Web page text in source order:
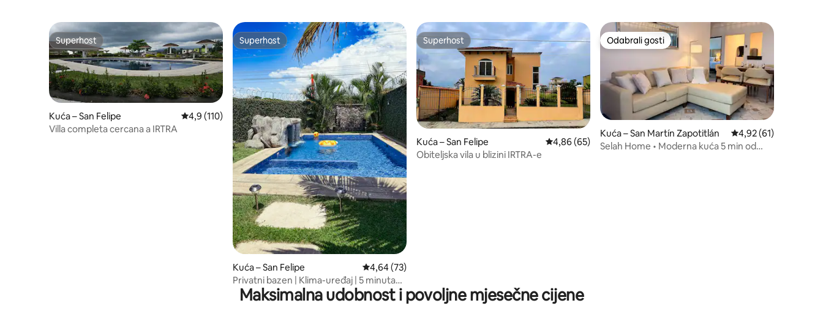
Superhost
Superhost
Kuća – San Felipe Prosječna ocjena: 4,9/5, recenzija: 110
4,9 (110)
Villa completa cercana a IRTRA
Superhost
Superhost
Kuća – San Felipe Prosječna ocjena: 4,64/5, recenzija: 73
4,64 (73)
Privatni bazen | Klima-uređaj | 5 minuta
IRTRA | Sigurno
Superhost
Superhost
Kuća – San Felipe Prosječna ocjena: 4,86/5, recenzija: 65
4,86 (65)
Obiteljska vila u blizini IRTRA-e
Odabrali gosti
Odabrali gosti
Kuća – San Martín Zapotitlán Prosječna ocjena:
4,92 (61)
Selah Home • Moderna kuća 5 min od
Maksimalna udobnost i povoljne mjesečne cijene